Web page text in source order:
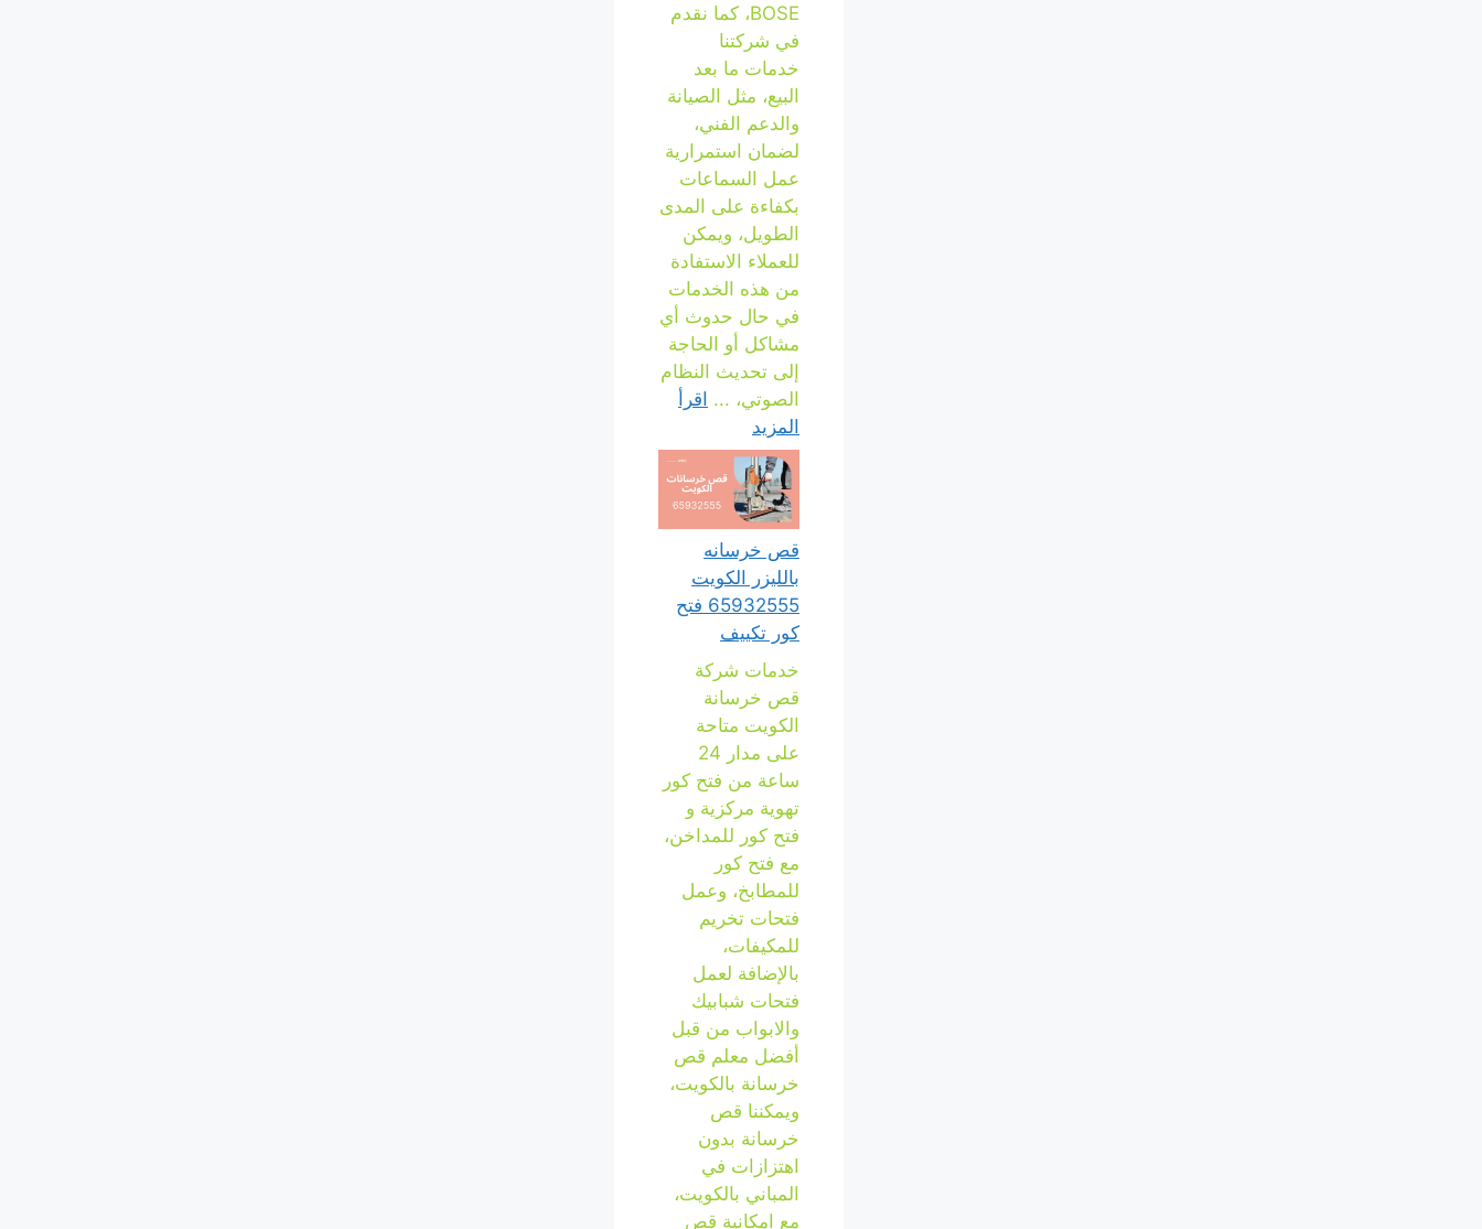
BOSE، كما نقدم
في شركتنا
خدمات ما بعد
البيع، مثل الصيانة
والدعم الفني،
لضمان استمرارية
عمل السماعات
بكفاءة على المدى
الطويل، ويمكن
للعملاء الاستفادة
من هذه الخدمات
في حال حدوث أي
مشاكل أو الحاجة
إلى تحديث النظام
الصوتي، ... اقرأ
المزيد
قص خرسانه
بالليزر الكويت
65932555 فتح
كور تكييف
خدمات شركة
قص خرسانة
الكويت متاحة
على مدار 24
ساعة من فتح كور
تهوية مركزية و
فتح كور للمداخن،
مع فتح كور
للمطابخ، وعمل
فتحات تخريم
للمكيفات،
بالإضافة لعمل
فتحات شبابيك
والابواب من قبل
أفضل معلم قص
خرسانة بالكويت،
ويمكننا قص
خرسانة بدون
اهتزازات في
المباني بالكويت،
مع امكانية قص